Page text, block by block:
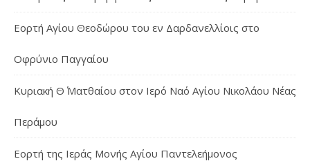
Εορτή Αγίου Θεοδώρου του εν Δαρδανελλίοις στο
Οφρύνιο Παγγαίου
Κυριακή Θ΄ Ματθαίου στον Ιερό Ναό Αγίου Νικολάου Νέας
Περάμου
Εορτή της Ιεράς Μονής Αγίου Παντελεήμονος